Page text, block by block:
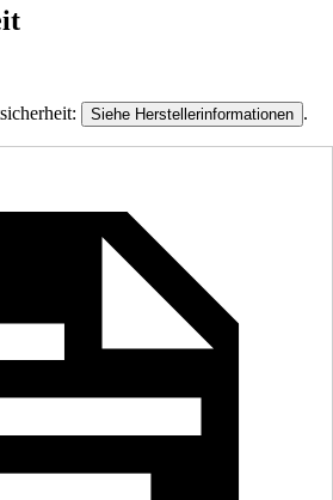
Siehe Herstellerinformationen .